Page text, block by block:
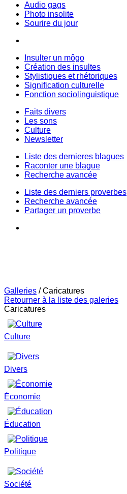
Audio gags
Photo insolite
Sourire du jour
Insulter un môgo
Création des insultes
Stylistiques et rhétoriques
Signification culturelle
Fonction sociolinguistique
Faits divers
Les sons
Culture
Newsletter
Liste des dernieres blagues
Raconter une blague
Recherche avancée
Liste des derniers proverbes
Recherche avancée
Partager un proverbe
Galleries /Caricatures
Retourner à la liste des galeries
Caricatures
Culture
Divers
Économie
Éducation
Politique
Société